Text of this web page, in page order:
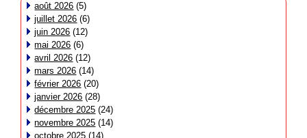
août 2026 (5)
juillet 2026 (6)
juin 2026 (12)
mai 2026 (6)
avril 2026 (12)
mars 2026 (14)
février 2026 (20)
janvier 2026 (28)
décembre 2025 (24)
novembre 2025 (14)
octobre 2025 (14)